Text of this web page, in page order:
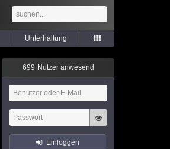
Unterhaltung
699 Nutzer anwesend
Einloggen